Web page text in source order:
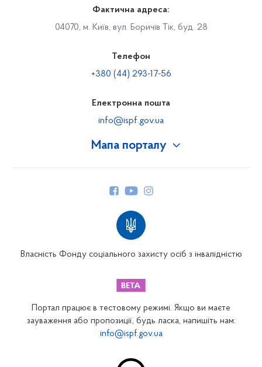
Мапа порталу
Закарпатське відділення
Запорізьке відділення
Фактична адреса:
04070, м. Київ, вул. Боричів Тік, буд. 28
Телефон
+380 (44) 293-17-56
Електронна пошта
info@ispf.gov.ua
Власність Фонду соціального захисту осіб з інвалідністю
Портал працює в тестовому режимі. Якщо ви маєте
зауваження або пропозиції, будь ласка, напишіть нам:
info@ispf.gov.ua